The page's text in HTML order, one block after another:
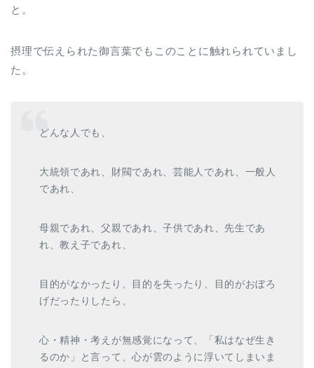
と。
摂理で伝えられた御言葉でもこのことに触れられていまし
た。
どんな人でも、
大統領であれ、財閥であれ、芸能人であれ、一般人
であれ、
母親であれ、父親であれ、子供であれ、先生であ
れ、教え子であれ、
目的がなかったり、目的を失ったり、目的がおぼろ
げだったりしたら、
心・精神・考えが無感覚になって、「私はなぜ生き
るのか」と言って、心が雲のように浮いてしまいま